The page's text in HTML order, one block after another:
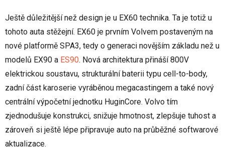
Ještě důležitější než design je u EX60 technika. Ta je totiž u
tohoto auta stěžejní. EX60 je prvním Volvem postaveným na
nové platformě SPA3, tedy o generaci novějším základu než u
modelů EX90 a ES90. Nová architektura přináší 800V
elektrickou soustavu, strukturální baterii typu cell-to-body,
zadní část karoserie vyráběnou megacastingem a také nový
centrální výpočetní jednotku HuginCore. Volvo tím
zjednodušuje konstrukci, snižuje hmotnost, zlepšuje tuhost a
zároveň si ještě lépe připravuje auto na průběžné softwarové
aktualizace.